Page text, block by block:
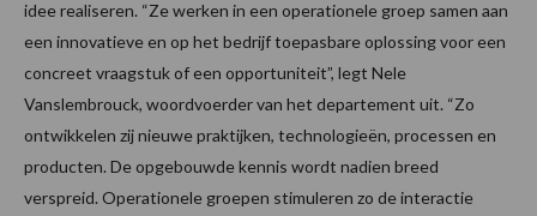
idee realiseren. “Ze werken in een operationele groep samen aan
een innovatieve en op het bedrijf toepasbare oplossing voor een
concreet vraagstuk of een opportuniteit”, legt Nele
Vanslembrouck, woordvoerder van het departement uit. “Zo
ontwikkelen zij nieuwe praktijken, technologieën, processen en
producten. De opgebouwde kennis wordt nadien breed
verspreid. Operationele groepen stimuleren zo de interactie